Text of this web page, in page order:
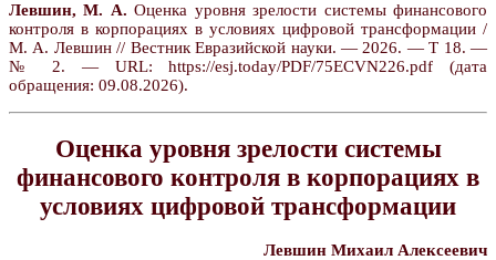
Левшин, М. А. Оценка уровня зрелости системы финансового
контроля в корпорациях в условиях цифровой трансформации /
М. А. Левшин // Вестник Евразийской науки. — 2026. — Т 18. —
№ 2. — URL: https://esj.today/PDF/75ECVN226.pdf (дата
обращения: 09.08.2026).
Оценка уровня зрелости системы
финансового контроля в корпорациях в
условиях цифровой трансформации
Левшин Михаил Алексеевич